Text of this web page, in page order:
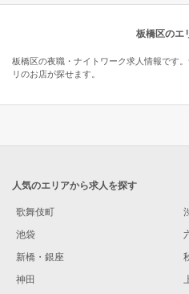
板橋区のエ
板橋区の夜職・ナイトワーク求人情報です
リのお店が探せます。
人気のエリアから求人を探す
歌舞伎町
池袋
新橋・銀座
神田